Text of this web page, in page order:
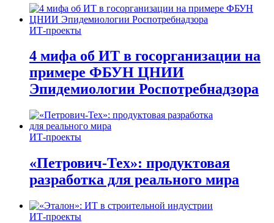
ИТ-проекты
4 мифа об ИТ в госорганизации на
примере ФБУН ЦНИИ
Эпидемиологии Роспотребнадзора
ИТ-проекты
«Петрович-Тех»: продуктовая
разработка для реального мира
ИТ-проекты